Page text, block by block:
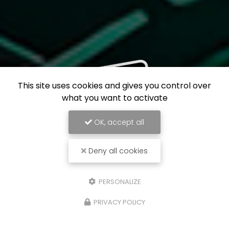
This site uses cookies and gives you control over
what you want to activate
OK, accept all
Deny all cookies
PERSONALIZE
PRIVACY POLICY